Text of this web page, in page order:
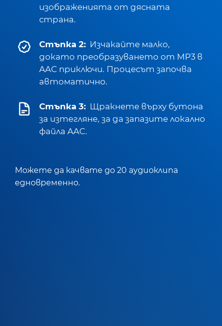
изображенията от дясната
страна.
Стъпка 2: Изчакайте малко,
докато преобразуването от MP3 в
AAC приключи. Процесът започва
автоматично.
Стъпка 3: Щракнете върху бутона
за изтегляне, за да запазите локално
файла AAC.
Можете да качвате до 20 аудиоклипа
едновременно.